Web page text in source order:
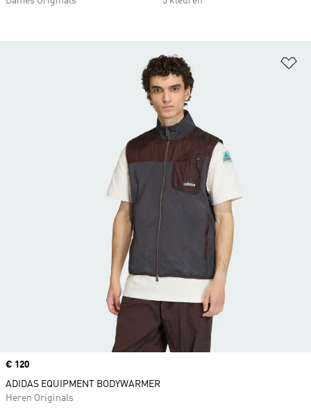
Price
€ 120
ADIDAS EQUIPMENT BODYWARMER
Heren Originals